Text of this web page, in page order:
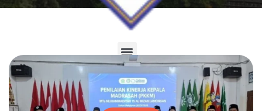
Klik di sini